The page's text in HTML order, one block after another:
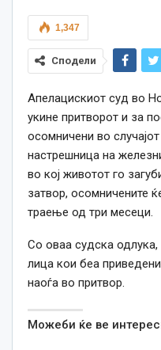
1,347
Сподели
Апелацискиот суд во
укине притворот и за
осомничени во
настрешница на
во кој животот го
затвор, осомничените
траење од три месеци.
Со оваа судска
лица кои беа
наоѓа во притвор.
Можеби ќе ве